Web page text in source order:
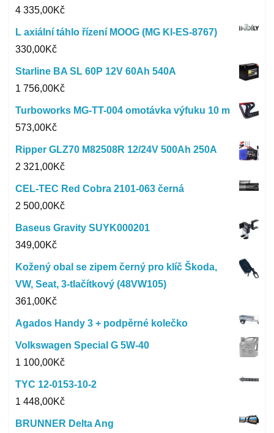
4 335,00Kč
L axiální táhlo řízení MOOG (MG KI-ES-8767)
330,00Kč
Starline BA SL 60P 12V 60Ah 540A
1 756,00Kč
Turboworks MG-TT-004 omotávka výfuku 10 m
573,00Kč
Ripper GLZ70 M82508R 12/24V 500Ah 250A
2 321,00Kč
CEL-TEC Red Cobra 2101-063 černá
2 500,00Kč
Baseus Gravity SUYK000201
349,00Kč
Kožený obal se zipem černý pro klíč Škoda,
VW, Seat, 3-tlačítkový (48VW105)
361,00Kč
Agados Handy 3 + podpěrné kolečko
Volkswagen Special G 5W-40
1 100,00Kč
TYC 12-0153-10-2
1 448,00Kč
BRUNNER Delta Ang